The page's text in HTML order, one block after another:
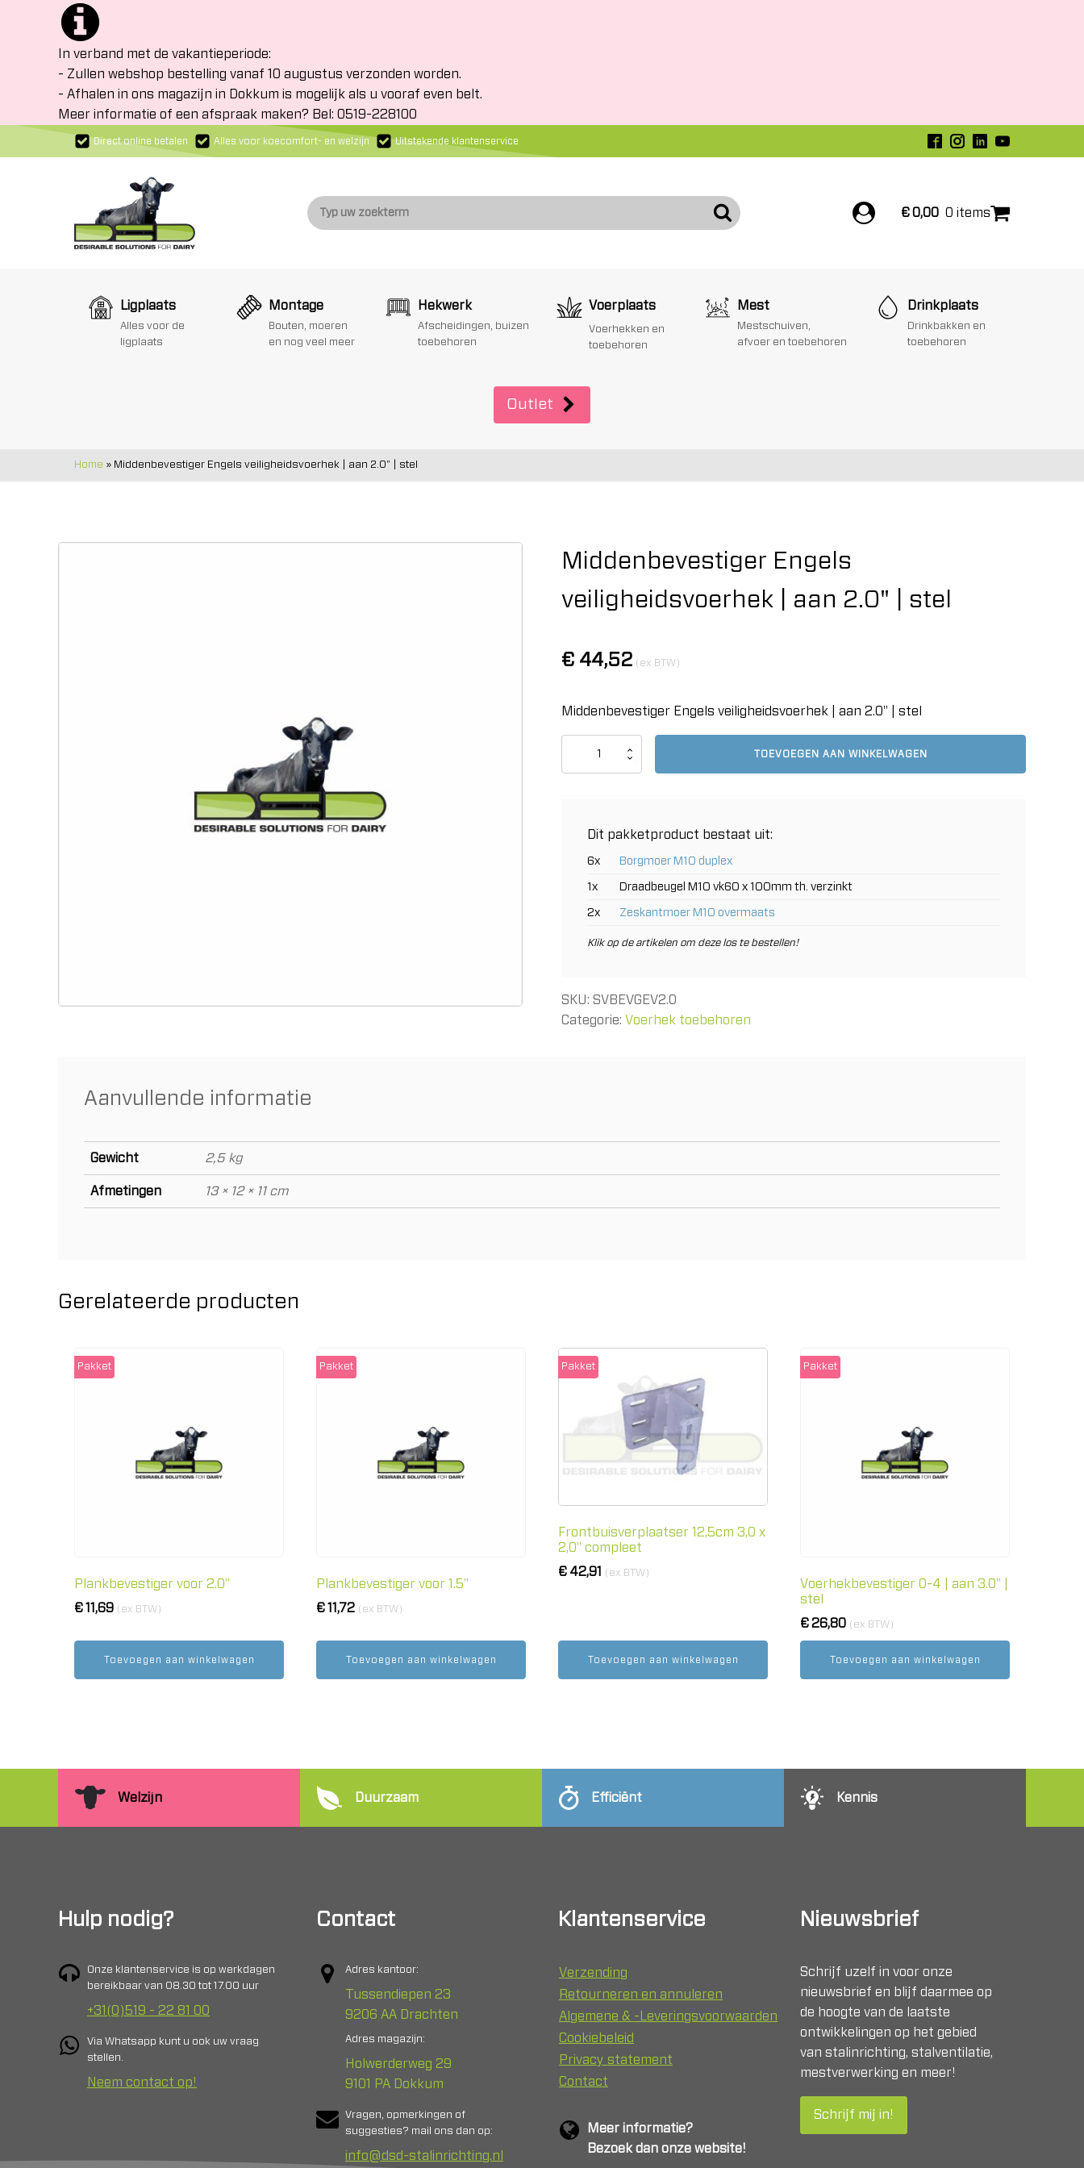
In verband met de vakantieperiode:
- Zullen webshop bestelling vanaf 10 augustus verzonden worden.
- Afhalen in ons magazijn in Dokkum is mogelijk als u vooraf even belt.
Meer informatie of een afspraak maken? Bel: 0519-228100
Direct online betalen Alles voor koecomfort- en welzijn Uitstekende klantenservice
€0,00 0 items
Ligplaats
Alles voor de
ligplaats
Montage
Bouten, moeren
en nog veel meer
Hekwerk
Afscheidingen, buizen
toebehoren
Voerplaats
Voerhekken en
toebehoren
Mest
Mestschuiven,
afvoer en toebehoren
Drinkplaats
Drinkbakken en
toebehoren
Outlet
Home » Middenbevestiger Engels veiligheidsvoerhek | aan 2.0" | stel
Middenbevestiger Engels
veiligheidsvoerhek | aan 2.0" | stel
€ 44,52 (ex BTW)
Middenbevestiger Engels veiligheidsvoerhek | aan 2.0" | stel
Middenbevestiger
TOEVOEGEN AAN WINKELWAGEN
Dit pakketproduct bestaat uit:
6x Borgmoer M10 duplex
1x Draadbeugel M10 vk60 x 100mm th. verzinkt
2x Zeskantmoer M10 overmaats
Klik op de artikelen om deze los te bestellen!
SKU: SVBEVGEV2.0
Categorie: Voerhek toebehoren
Aanvullende informatie
Gewicht 2,5 kg
Afmetingen 13 × 12 × 11 cm
Gerelateerde producten
Plankbevestiger voor 2.0"
Pakket
€11,69 (ex BTW)
Toevoegen aan winkelwagen
Plankbevestiger voor 1.5"
Pakket
€11,72 (ex BTW)
Toevoegen aan winkelwagen
Frontbuisverplaatser 12,5cm 3,0 x
2,0" compleet
Pakket
€ 42,91 (ex BTW)
Toevoegen aan winkelwagen
Voerhekbevestiger 0-4 | aan 3.0" |
stel
Pakket
€26,80 (ex BTW)
Toevoegen aan winkelwagen
Welzijn Duurzaam Efficiënt Kennis
Hulp nodig?
Onze klantenservice is op werkdagen
bereikbaar van 08.30 tot 17.00 uur
+31(0)519 - 22 81 00
Via Whatsapp kunt u ook uw vraag
stellen.
Neem contact op!
Contact
Adres kantoor:
Tussendiepen 23
9206 AA Drachten
Adres magazijn:
Holwerderweg 29
9101 PA Dokkum
Vragen, opmerkingen of
suggesties? mail ons dan op:
info@dsd-stalinrichting.nl
Klantenservice
Verzending
Retourneren en annuleren
Algemene & -Leveringsvoorwaarden
Cookiebeleid
Privacy statement
Contact
Meer informatie?
Bezoek dan onze website!
Nieuwsbrief
Schrijf uzelf in voor onze
nieuwsbrief en blijf daarmee op
de hoogte van de laatste
ontwikkelingen op het gebied
van stalinrichting, stalventilatie,
mestverwerking en meer!
Schrijf mij in!